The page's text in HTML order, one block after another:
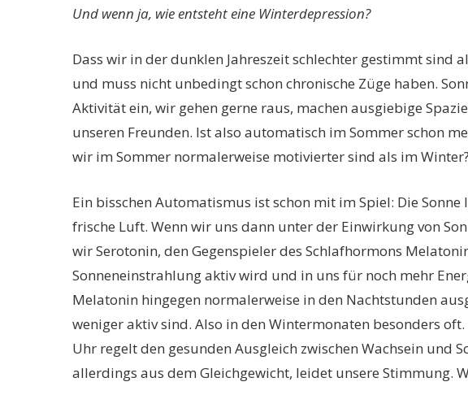
Und wenn ja, wie entsteht eine Winterdepression?
Dass wir in der dunklen Jahreszeit schlechter gestimmt sind
und muss nicht unbedingt schon chronische Züge haben.
Aktivität ein, wir gehen gerne raus, machen ausgiebige
unseren Freunden. Ist also automatisch im Sommer schon
wir im Sommer normalerweise motivierter sind als im Winter?
Ein bisschen Automatismus ist schon mit im Spiel: Die
frische Luft. Wenn wir uns dann unter der Einwirkung von
wir Serotonin, den Gegenspieler des Schlafhormons
Sonneneinstrahlung aktiv wird und in uns für noch mehr
Melatonin hingegen normalerweise in den Nachtstunden
weniger aktiv sind. Also in den Wintermonaten besonders
Uhr regelt den gesunden Ausgleich zwischen Wachsein und
allerdings aus dem Gleichgewicht, leidet unsere Stimmung.